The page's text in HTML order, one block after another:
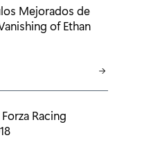
Mejorados de
of Ethan
Racing